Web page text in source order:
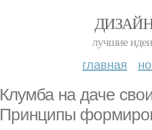
лучшие
главная
Клумба на даче
Принципы